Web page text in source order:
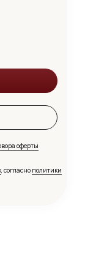
оферты
, согласно политики